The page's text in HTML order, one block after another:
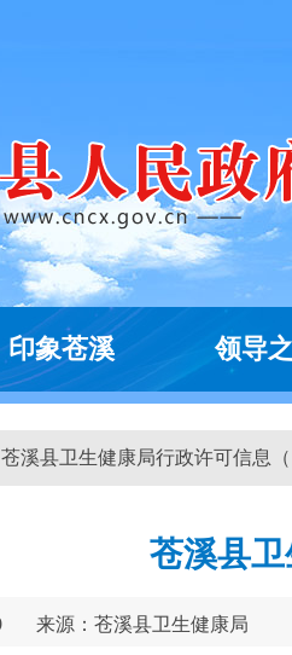
印象苍溪 领导
苍溪县卫生健康局行政许可信息
苍溪县卫
来源：苍溪县卫生健康局